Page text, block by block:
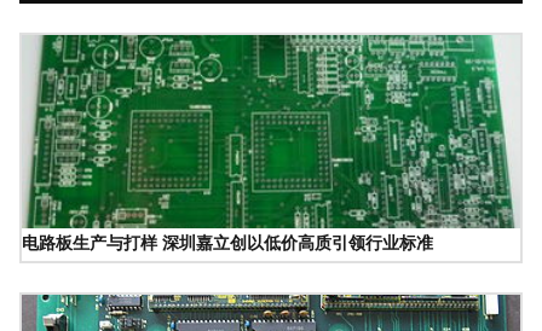
电路板生产与打样 深圳嘉立创以低价高质引领行业标准